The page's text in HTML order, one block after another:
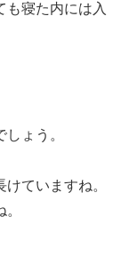
も寝た内には入
ょう。
ていますね。